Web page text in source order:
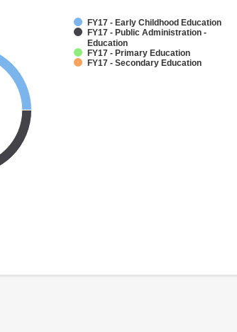
FY17 - Early Childhood Education
FY17 - Public Administration -
Education
FY17 - Primary Education
FY17 - Secondary Education